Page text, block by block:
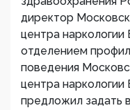
директор
центра
отделением
поведения
центра
предложил задать